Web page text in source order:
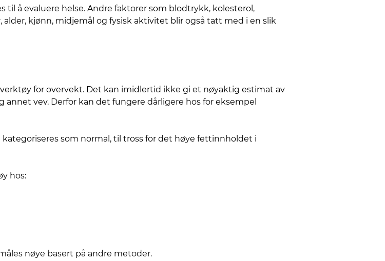
å evaluere helse. Andre faktorer som blodtrykk, kolesterol,
kjønn, midjemål og fysisk aktivitet blir også tatt med i en slik
for overvekt. Det kan imidlertid ikke gi et nøyaktig estimat av
vev. Derfor kan det fungere dårligere hos for eksempel
som normal, til tross for det høye fettinnholdet i
hos:
nøye basert på andre metoder.